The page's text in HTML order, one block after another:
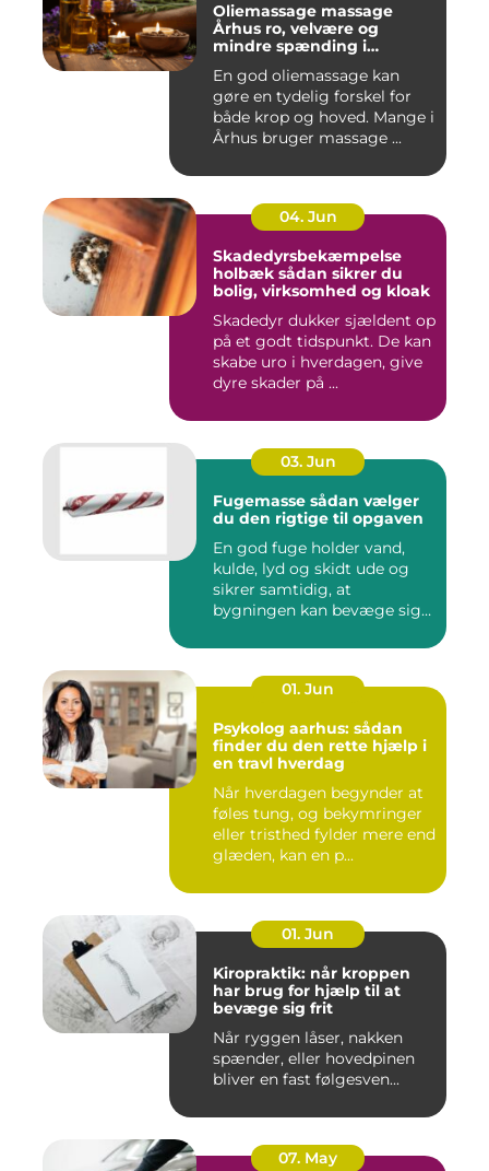
Oliemassage massage
Århus ro, velvære og
mindre spænding i
En god oliemassage kan
gøre en tydelig forskel for
både krop og hoved. Mange i
Århus bruger massage ...
04. Jun
Skadedyrsbekæmpelse
holbæk sådan sikrer du
bolig, virksomhed og kloak
Skadedyr dukker sjældent op
på et godt tidspunkt. De kan
skabe uro i hverdagen, give
dyre skader på ...
03. Jun
Fugemasse sådan vælger
du den rigtige til opgaven
En god fuge holder vand,
kulde, lyd og skidt ude og
sikrer samtidig, at
bygningen kan bevæge sig
01. Jun
Psykolog aarhus: sådan
finder du den rette hjælp i
en travl hverdag
Når hverdagen begynder at
føles tung, og bekymringer
eller tristhed fylder mere end
glæden, kan en p...
01. Jun
Kiropraktik: når kroppen
har brug for hjælp til at
bevæge sig frit
Når ryggen låser, nakken
spænder, eller hovedpinen
bliver en fast følgesven...
07. May